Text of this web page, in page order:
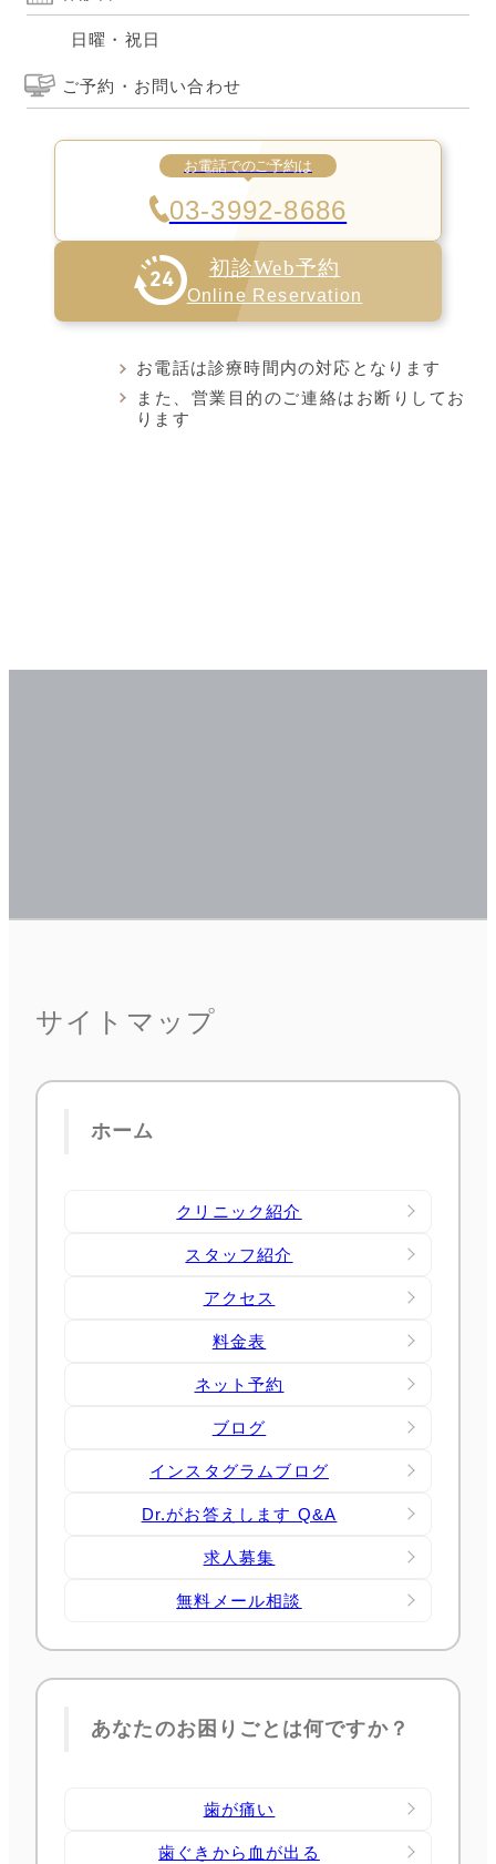
日曜・祝日
ご予約・お問い合わせ
お電話でのご予約は
03-3992-8686
初診Web予約
Online Reservation
お電話は診療時間内の対応となります
また、営業目的のご連絡はお断りしてお
ります
サイトマップ
ホーム
クリニック紹介
スタッフ紹介
アクセス
料金表
ネット予約
ブログ
インスタグラムブログ
Dr.がお答えします Q&A
求人募集
無料メール相談
あなたのお困りごとは何ですか？
歯が痛い
歯ぐきから血が出る